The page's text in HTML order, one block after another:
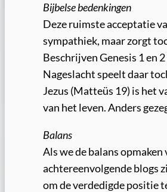
Bijbelse bedenkingen
Deze ruimste acceptatie
sympathiek, maar zorgt
Beschrijven Genesis 1 en
Nageslacht speelt daar
Jezus (Matteüs 19) is het
van het leven. Anders
Balans
Als we de balans
achtereenvolgende blogs
om de verdedigde positie